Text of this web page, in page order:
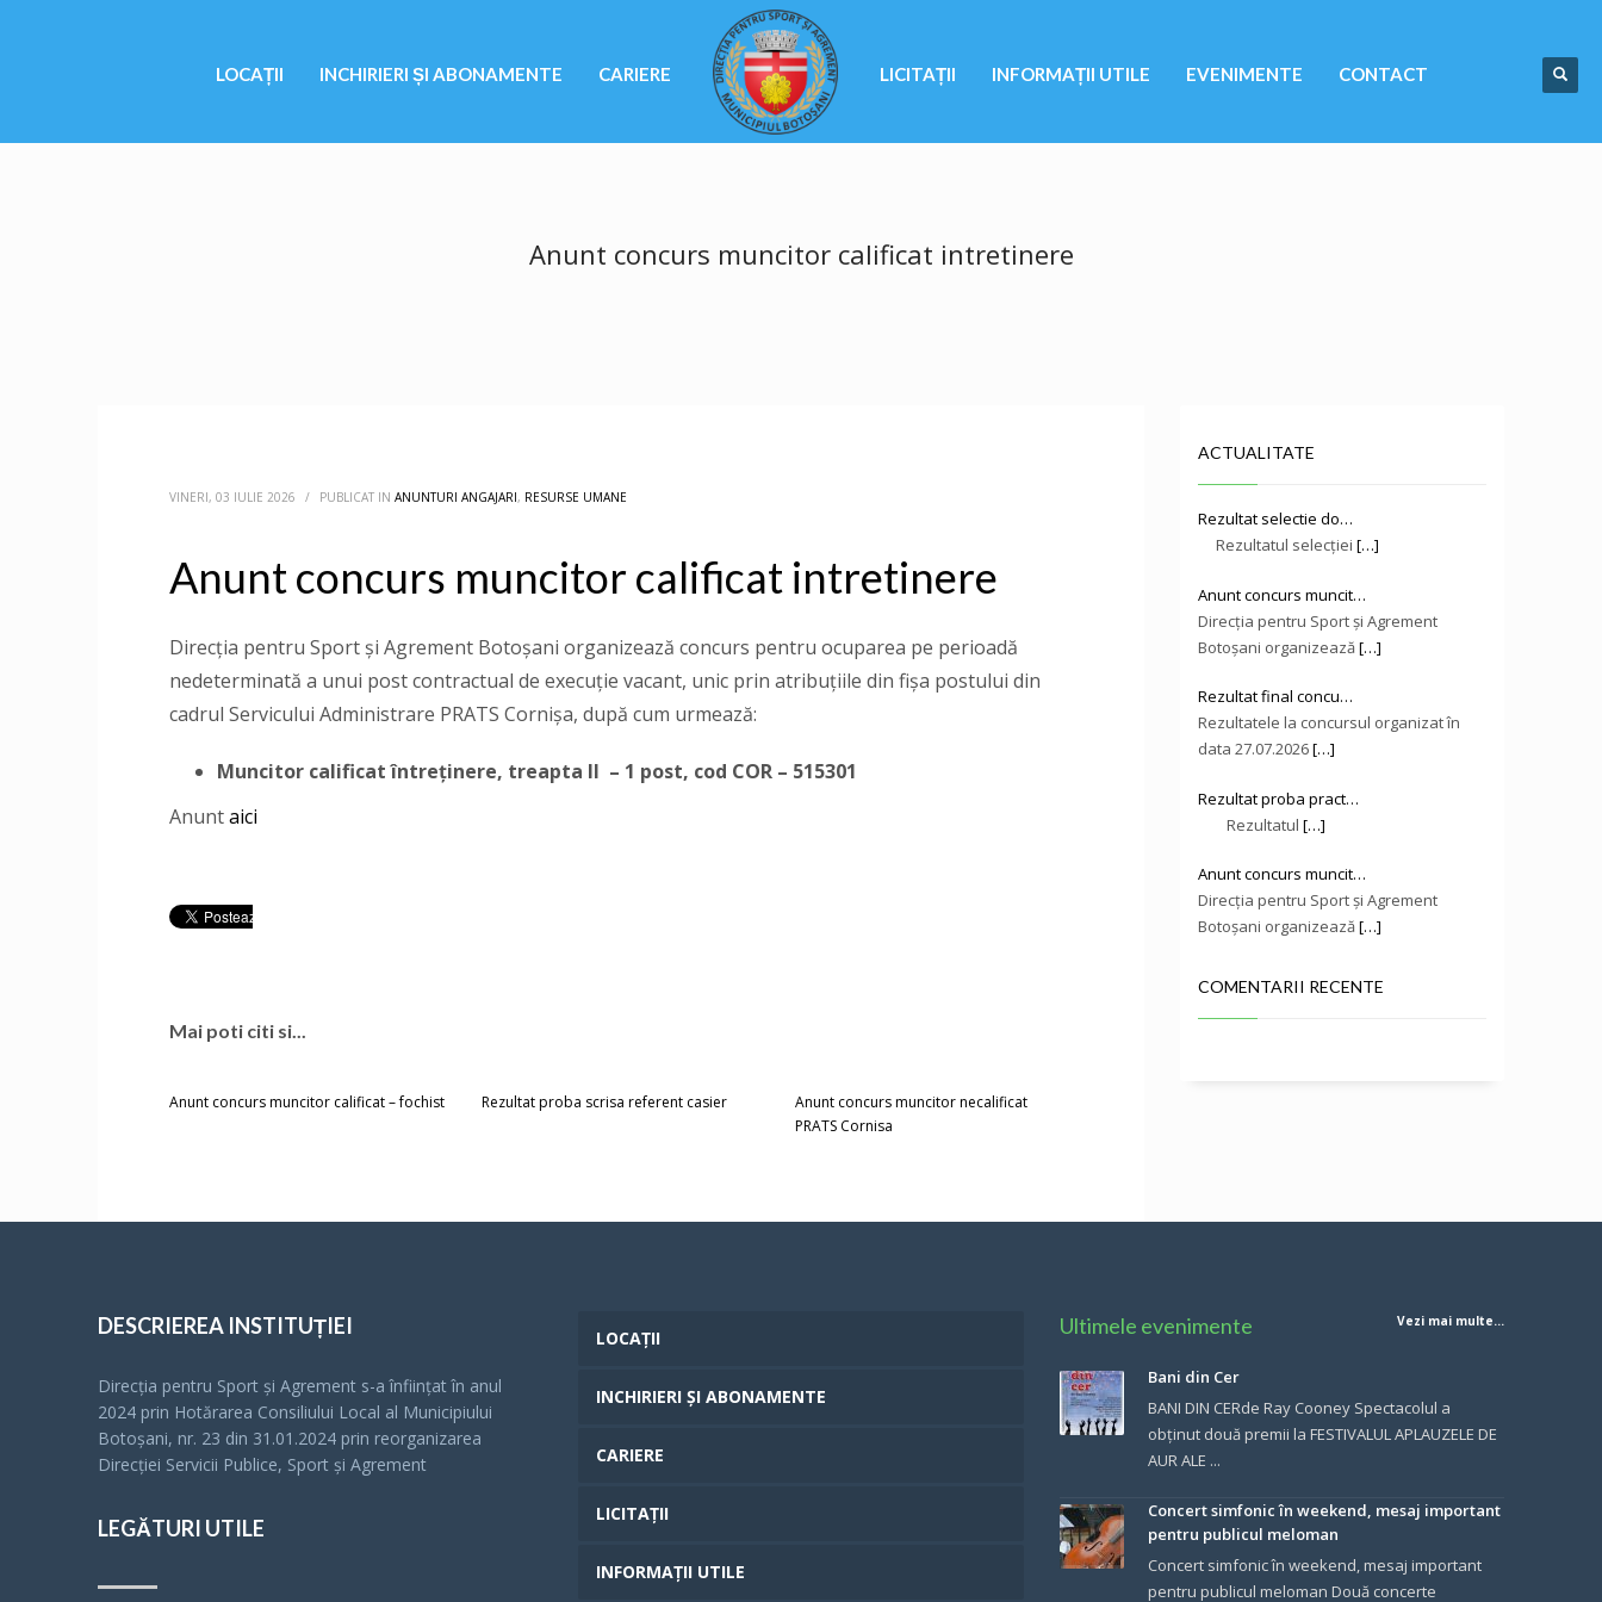
LOCAȚII INCHIRIERI ȘI ABONAMENTE CARIERE LICITAȚII INFORMAȚII UTILE EVENIMENTE CONTACT
Anunt concurs muncitor calificat intretinere
VINERI, 03 IULIE 2026 / PUBLICAT IN ANUNTURI ANGAJARI, RESURSE UMANE
Anunt concurs muncitor calificat intretinere
Direcţia pentru Sport și Agrement Botoşani organizează concurs pentru ocuparea pe perioadă
nedeterminată a unui post contractual de execuție vacant, unic prin atribuțiile din fișa postului din
cadrul Servicului Administrare PRATS Cornișa, după cum urmează:
Muncitor calificat întreținere, treapta II – 1 post, cod COR – 515301
Anuntaici
Mai poti citi si...
Anunt concurs muncitor calificat – fochist Rezultat proba scrisa referent casier
Anunt concurs muncitor necalificat
PRATS Cornisa
ACTUALITATE
Rezultat selectie do…
Rezultatul selecției […]
Anunt concurs muncit…
Direcţia pentru Sport și Agrement
Botoşani organizează[…]
Rezultat final concu…
Rezultatele la concursul organizat în
data 27.07.2026[…]
Rezultat proba pract…
Rezultatul […]
Anunt concurs muncit…
Direcţia pentru Sport și Agrement
Botoşani organizează[…]
COMENTARII RECENTE
DESCRIEREA INSTITUȚIEI
Direcția pentru Sport și Agrement s-a înfiinţat în anul
2024 prin Hotărarea Consiliului Local al Municipiului
Botoșani, nr. 23 din 31.01.2024 prin reorganizarea
Direcției Servicii Publice, Sport și Agrement
LEGĂTURI UTILE
LOCAȚII
INCHIRIERI ȘI ABONAMENTE
CARIERE
LICITAȚII
INFORMAȚII UTILE
Ultimele evenimente Vezi mai multe...
Bani din Cer
BANI DIN CERde Ray Cooney Spectacolul a
obținut două premii la FESTIVALUL APLAUZELE DE
AUR ALE ...
Concert simfonic în weekend, mesaj important
pentru publicul meloman
Concert simfonic în weekend, mesaj important
pentru publicul meloman Două concerte